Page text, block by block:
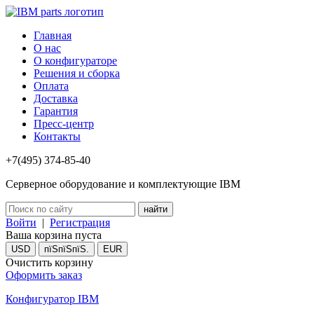
Главная
О нас
О конфигураторе
Решения и сборка
Оплата
Доставка
Гарантия
Пресс-центр
Контакты
+7(495) 374-85-40
Серверное оборудование и комплектующие IBM
Войти | Регистрация
Ваша корзина пуста
USD пїЅпїЅпїЅ. EUR
Очистить корзину
Оформить заказ
Конфигуратор IBM